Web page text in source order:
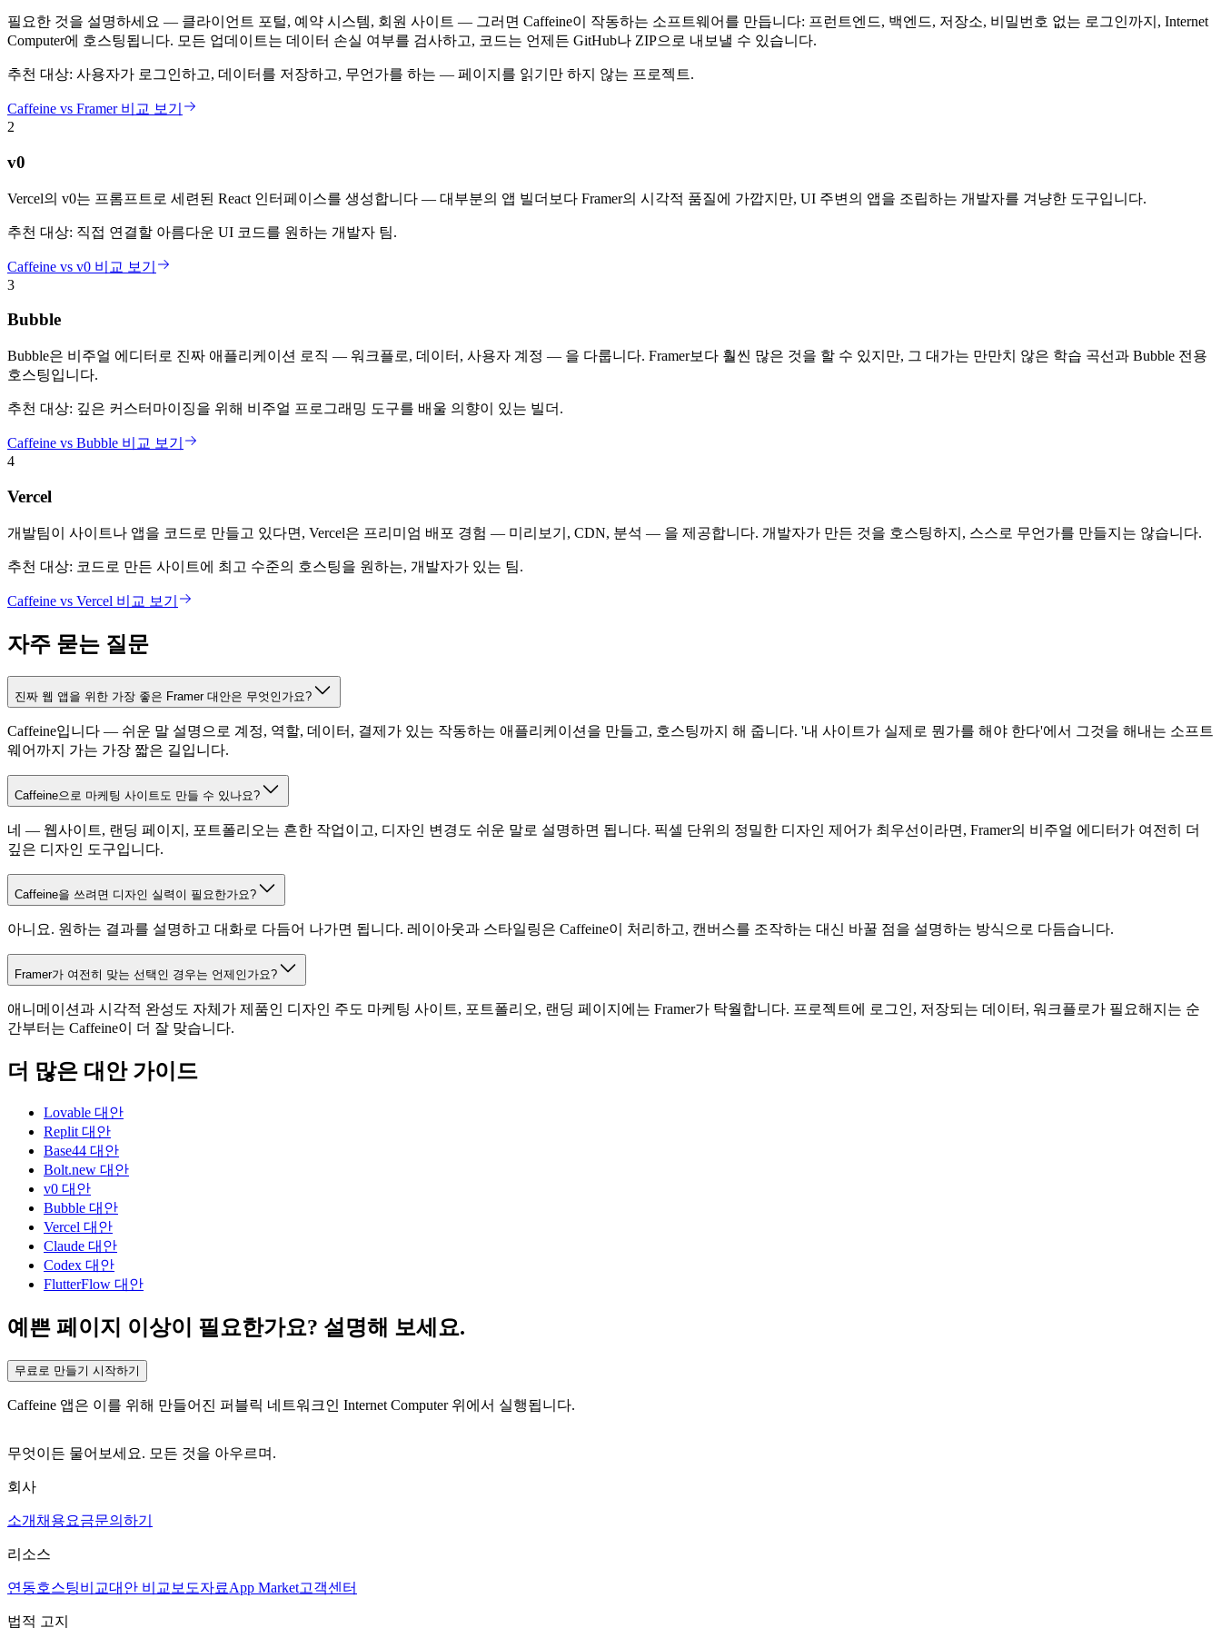
필요한 것을 설명하세요 — 클라이언트 포털, 예약 시스템, 회원 사이트 — 그러면 Caffeine이 작동하는 소프트웨어를 만듭니다: 프런트엔드, 백엔드, 저장소, 비밀번호 없는 로그인까지, Internet
Computer에 호스팅됩니다. 모든 업데이트는 데이터 손실 여부를 검사하고, 코드는 언제든 GitHub나 ZIP으로 내보낼 수 있습니다.
추천 대상: 사용자가 로그인하고, 데이터를 저장하고, 무언가를 하는 — 페이지를 읽기만 하지 않는 프로젝트.
Caffeine vs Framer 비교 보기
2
v0
Vercel의 v0는 프롬프트로 세련된 React 인터페이스를 생성합니다 — 대부분의 앱 빌더보다 Framer의 시각적 품질에 가깝지만, UI 주변의 앱을 조립하는 개발자를 겨냥한 도구입니다.
추천 대상: 직접 연결할 아름다운 UI 코드를 원하는 개발자 팀.
Caffeine vs v0 비교 보기
3
Bubble
Bubble은 비주얼 에디터로 진짜 애플리케이션 로직 — 워크플로, 데이터, 사용자 계정 — 을 다룹니다. Framer보다 훨씬 많은 것을 할 수 있지만, 그 대가는 만만치 않은 학습 곡선과 Bubble 전용
호스팅입니다.
추천 대상: 깊은 커스터마이징을 위해 비주얼 프로그래밍 도구를 배울 의향이 있는 빌더.
Caffeine vs Bubble 비교 보기
4
Vercel
개발팀이 사이트나 앱을 코드로 만들고 있다면, Vercel은 프리미엄 배포 경험 — 미리보기, CDN, 분석 — 을 제공합니다. 개발자가 만든 것을 호스팅하지, 스스로 무언가를 만들지는 않습니다.
추천 대상: 코드로 만든 사이트에 최고 수준의 호스팅을 원하는, 개발자가 있는 팀.
Caffeine vs Vercel 비교 보기
자주 묻는 질문
진짜 웹 앱을 위한 가장 좋은 Framer 대안은 무엇인가요?
Caffeine입니다 — 쉬운 말 설명으로 계정, 역할, 데이터, 결제가 있는 작동하는 애플리케이션을 만들고, 호스팅까지 해 줍니다. '내 사이트가 실제로 뭔가를 해야 한다'에서 그것을 해내는 소프트
웨어까지 가는 가장 짧은 길입니다.
Caffeine으로 마케팅 사이트도 만들 수 있나요?
네 — 웹사이트, 랜딩 페이지, 포트폴리오는 흔한 작업이고, 디자인 변경도 쉬운 말로 설명하면 됩니다. 픽셀 단위의 정밀한 디자인 제어가 최우선이라면, Framer의 비주얼 에디터가 여전히 더
깊은 디자인 도구입니다.
Caffeine을 쓰려면 디자인 실력이 필요한가요?
아니요. 원하는 결과를 설명하고 대화로 다듬어 나가면 됩니다. 레이아웃과 스타일링은 Caffeine이 처리하고, 캔버스를 조작하는 대신 바꿀 점을 설명하는 방식으로 다듬습니다.
Framer가 여전히 맞는 선택인 경우는 언제인가요?
애니메이션과 시각적 완성도 자체가 제품인 디자인 주도 마케팅 사이트, 포트폴리오, 랜딩 페이지에는 Framer가 탁월합니다. 프로젝트에 로그인, 저장되는 데이터, 워크플로가 필요해지는 순
간부터는 Caffeine이 더 잘 맞습니다.
더 많은 대안 가이드
Lovable 대안
Replit 대안
Base44 대안
Bolt.new 대안
v0 대안
Bubble 대안
Vercel 대안
Claude 대안
Codex 대안
FlutterFlow 대안
예쁜 페이지 이상이 필요한가요? 설명해 보세요.
무료로 만들기 시작하기
Caffeine 앱은 이를 위해 만들어진 퍼블릭 네트워크인 Internet Computer 위에서 실행됩니다.
무엇이든 물어보세요. 모든 것을 아우르며.
회사
소개 채용요금문의하기
리소스
연동호스팅비교대안 비교 보도자료App Market고객센터
법적 고지